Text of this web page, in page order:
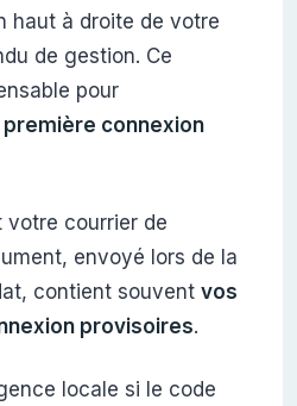
haut à droite de votre
de gestion. Ce
pour
connexion
votre courrier de
envoyé lors de la
contient souvent vos
provisoires.
locale si le code